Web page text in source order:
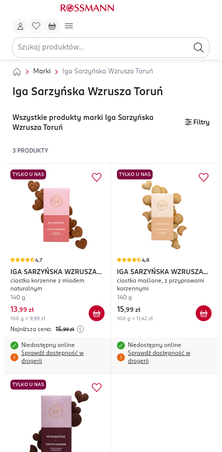
Marki Iga Sarzyńska Wzrusza Toruń
Iga Sarzyńska Wzrusza Toruń
Wszystkie produkty marki Iga Sarzyńska
Wzrusza Toruń
Filtry
3 PRODUKTY
TYLKO U NAS
4,7
IGA SARZYŃSKA WZRUSZA
TORUŃ Wykwintne
ciastka korzenne z miodem
naturalnym
140 g
13,99 zł
100 g = 9,99 zł
Najniższa cena: 15,99 zł
Niedostępny online
Sprawdź dostępność w
drogerii
TYLKO U NAS
4,8
IGA SARZYŃSKA WZRUSZA
TORUŃ Wykwintne
ciastka maślane, z przyprawami
korzennymi
140 g
15,99 zł
100 g = 11,42 zł
Niedostępny online
Sprawdź dostępność w
drogerii
TYLKO U NAS